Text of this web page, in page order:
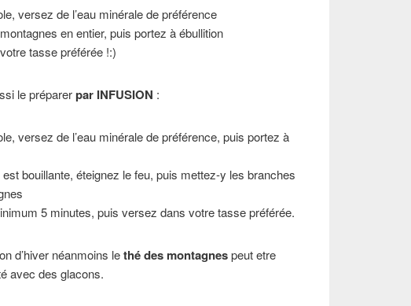
versez de l’eau minérale de préférence
en entier, puis portez à ébullition
tasse préférée !:)
le préparerpar INFUSION :
versez de l’eau minérale de préférence, puis portez à
est bouillante, éteignez le feu, puis mettez-y les branches
5 minutes, puis versez dans votre tasse préférée.
d’hiver néanmoins lethé des montagnespeut etre
avec des glacons.